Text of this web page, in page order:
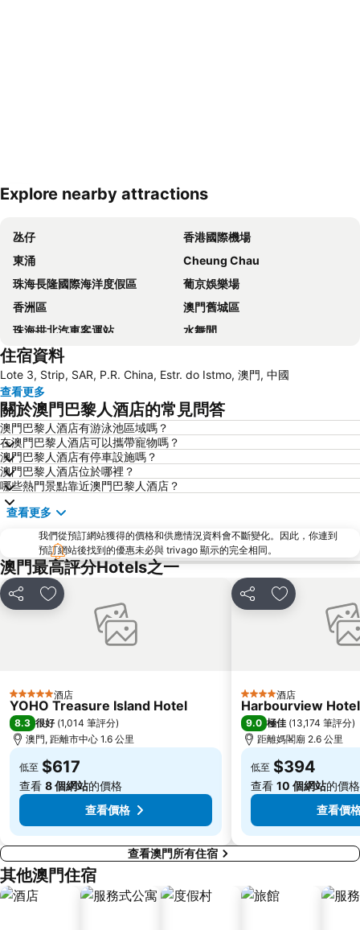
展開地圖
Explore nearby attractions
氹仔
香港國際機場
東涌
Cheung Chau
珠海長隆國際海洋度假區
葡京娛樂場
香洲區
澳門舊城區
珠海拱北汽車客運站
水舞間
大三巴牌坊
香港屯門
情侣路
珠海灣仔碼頭
新馬路
Gongkoubeian
澳門外港客運碼頭
澳門格蘭披治大賽車
澳門旅遊塔
斗門區
金灣區
九洲港
議事廳前地
珠海景山公園
澳門國際機場
金蓮花廣場
Zhuhai xiangzhou coach station
Tai O
Chimelong International Ocean Tourist Resort
媽閣廟
Tung Chung Metro Station
珠海美人魚雕像
Casino Babylon
大炮臺
Zhuhai Sandie Waterfalls
The Third Affiliated Hospital Sun YatSen University
Sun Yat-sen University
Song Yusheng Park
International Youth Dance Festival
Flora Gardens
Airport Metro Station
住宿資料
Lote 3, Strip, SAR, P.R. China, Estr. do Istmo, 澳門, 中國
查看更多
關於澳門巴黎人酒店的常見問答
澳門巴黎人酒店有游泳池區域嗎？
在澳門巴黎人酒店可以攜帶寵物嗎？
澳門巴黎人酒店有停車設施嗎？
澳門巴黎人酒店位於哪裡？
哪些熱門景點靠近澳門巴黎人酒店？
查看更多
我們從預訂網站獲得的價格和供應情況資料會不斷變化。因此，你連到
預訂網站後找到的優惠未必與 trivago 顯示的完全相同。
澳門最高評分Hotels之一
分享 放到收藏夾
5 星級 酒店
YOHO Treasure Island Hotel
8.3 很好 (1,014 筆評分)
澳門, 距離市中心 1.6 公里
低至 $617
查看 8 個網站的價格
查看價格
分享 放到收藏夾
4 星級 酒店
Harbourview
9.0 極佳 (13,174 筆評分)
距離媽閣廟 2.6 公里
低至 $394
查看 10 個網站的價格
查看價
查看澳門所有住宿
其他澳門住宿